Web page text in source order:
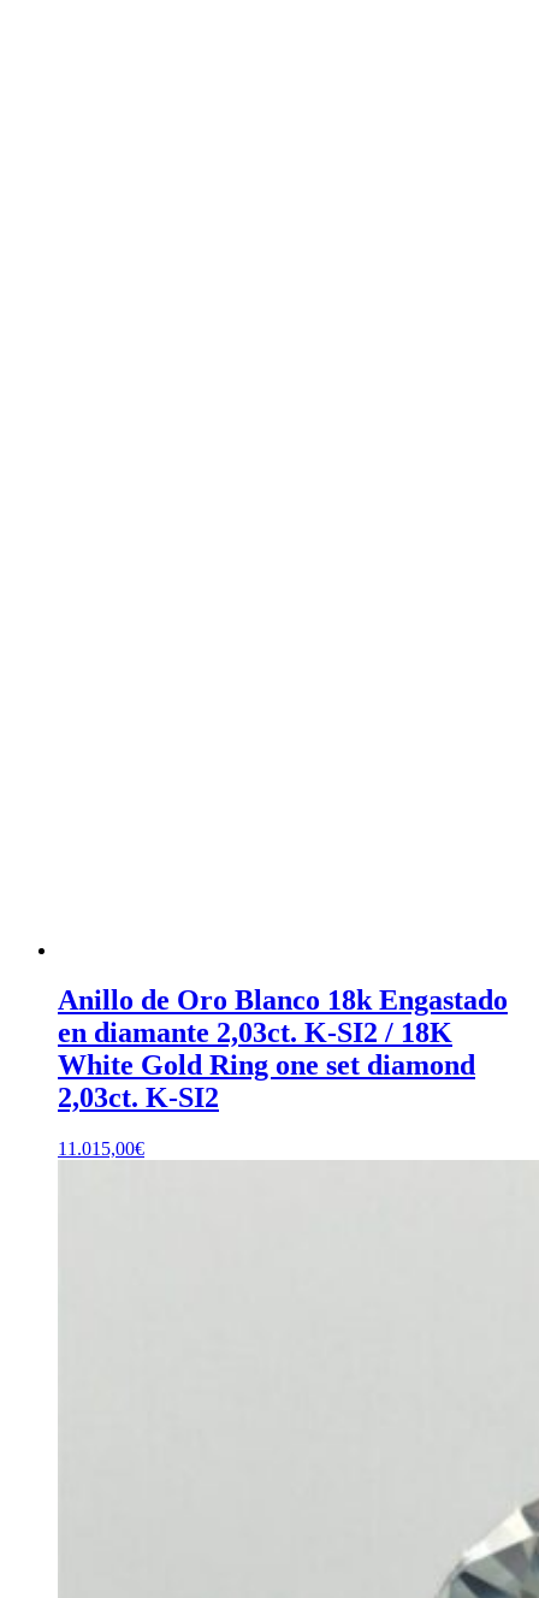
Anillo de Oro Blanco 18k Engastado
en diamante 2,03ct. K-SI2 / 18K
White Gold Ring one set diamond
2,03ct. K-SI2
11.015,00€